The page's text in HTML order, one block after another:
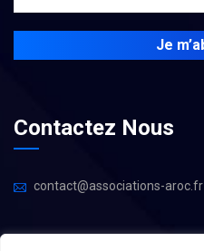
Contactez Nous
contact@associations-aroc.fr